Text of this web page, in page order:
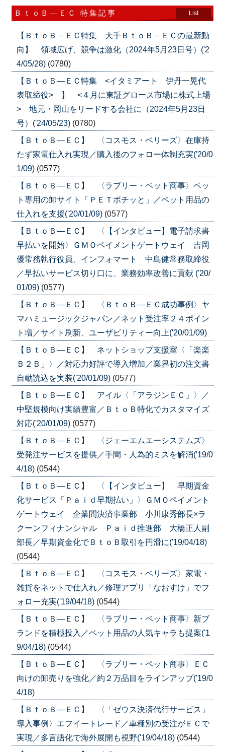
ＢｔｏＢ―ＥＣ 特集記事 List
【ＢｔｏＢ－ＥＣ特集 大手ＢｔｏＢ－ＥＣの最新動
向】 領域広げ、競争は激化（2024年5月23日号）('2
4/05/28) (0780)
【ＢｔｏＢ―ＥＣ特集 <イタミアート 伊丹一晃代
表取締役> 】 <４月に東証グロース市場に株式上場
> 地元・岡山をリードする会社に（2024年5月23日
号）('24/05/23) (0780)
【ＢｔｏＢ―ＥＣ】 〈コスモス・ベリーズ〉在庫持
たず家電仕入れ実現／購入後のフォロー体制充実('20/0
1/09) (0577)
【ＢｔｏＢ―ＥＣ】 〈ラブリー・ペット商事〉ペッ
ト専用の卸サイト「ＰＥＴポチッと」／ペット用品の
仕入れを支援('20/01/09) (0577)
【ＢｔｏＢ―ＥＣ】 〈【インタビュー】電子請求書
早払いを開始〉ＧＭＯペイメントゲートウェイ 吉岡
優常務執行役員、インフォマート 中島健常務取締役
／早払いサービス切り口に、業務効率改善に貢献 ('20/
01/09) (0577)
【ＢｔｏＢ―ＥＣ】 〈ＢｔｏＢ―ＥＣ成功事例〉ヤ
マハミュージックジャパン／ネット受注率２４ポイン
ト増／サイト刷新、ユーザビリティー向上('20/01/09)
【ＢｔｏＢ―ＥＣ】 ネットショップ支援室〈「楽楽
Ｂ２Ｂ」〉／対応力好評で導入増加／業界初の注文書
自動読込を実装('20/01/09) (0577)
【ＢｔｏＢ―ＥＣ】 アイル〈「アラジンＥＣ」〉／
中堅規模向け実績豊富／ＢｔｏＢ特化でカスタマイズ
対応('20/01/09) (0577)
【ＢｔｏＢ―ＥＣ】 〈ジェーエムエーシステムズ〉
受発注サービスを提供／手間・人為的ミスを解消('19/0
4/18) (0544)
【ＢｔｏＢ―ＥＣ】 〈【インタビュー】 早期資金
化サービス「Ｐａｉｄ早期払い」〉ＧＭＯペイメント
ゲートウェイ 企業間決済事業部 小川康秀部長×ラ
クーンフィナンシャル Ｐａｉｄ推進部 大橋正人副
部長／早期資金化でＢｔｏＢ取引を円滑に('19/04/18)
(0544)
【ＢｔｏＢ―ＥＣ】 〈コスモス・ベリーズ〉家電・
雑貨をネットで仕入れ／修理アプリ「なおすけ」でフ
ォロー充実('19/04/18) (0544)
【ＢｔｏＢ―ＥＣ】 〈ラブリー・ペット商事〉新ブ
ランドを積極投入／ペット用品の人気キャラも提案('1
9/04/18) (0544)
【ＢｔｏＢ―ＥＣ】 〈ラブリー・ペット商事〉ＥＣ
向けの卸売りを強化／約２万品目をラインアップ('19/0
4/18)
【ＢｔｏＢ―ＥＣ】 〈「ゼウス決済代行サービス」
導入事例〉エフイートレード／車種別の受注がＥＣで
実現／多言語化で海外展開も視野('19/04/18) (0544)